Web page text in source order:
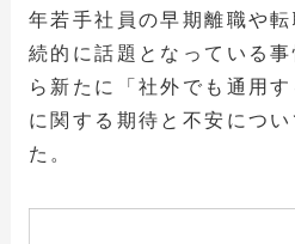
年若手社員の早期離職や
続的に話題となっている
ら新たに「社外でも通用す
に関する期待と不安につ
た。